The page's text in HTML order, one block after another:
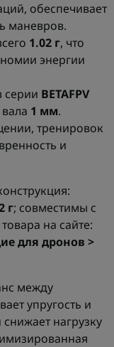
обеспечивает
маневров.
1.02 г, что
энергии
серии BETAFPV
1 мм.
тренировок
и
г; совместимы с
на сайте:
для дронов >
между
упругость и
нагрузку